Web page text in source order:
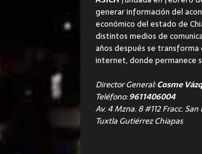
generar información del
económico del estado de
distintos medios de
años después se
internet, donde permanece
Director General:Cosme
Teléfono:9611406004
Av. 4 Mzna. 8 #112 Fracc.
Tuxtla Gutiérrez Chiapas